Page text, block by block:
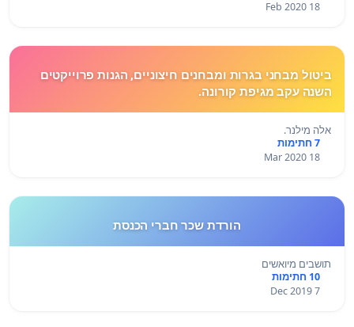
18 Feb 2020
ביטול מבחני בגרות ומבחנים חיצוניים, הגנות פרוייקטים
השנה עקב מגיפת קורונה.
אלה מילנר.
7 חתימות
18 Mar 2020
הורדת שכר חברי הכנסת
תושבים מיואשים
10 חתימות
7 Dec 2019